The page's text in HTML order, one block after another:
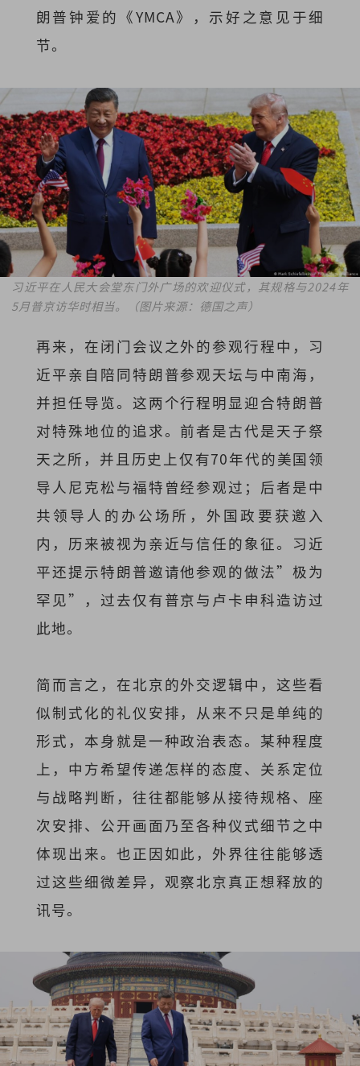
朗普钟爱的《YMCA》，示好之意见于细
节。
习近平在人民大会堂东门外广场的欢迎仪式，其规格与2024年
5月普京访华时相当。
（图片来源：德国之声）
再来，在闭门会议之外的参观行程中，习
近平亲自陪同特朗普参观天坛与中南海，
并担任导览。这两个行程明显迎合特朗普
对特殊地位的追求。前者是古代是天子祭
天之所，并且历史上仅有70年代的美国领
导人尼克松与福特曾经参观过；后者是中
共领导人的办公场所，外国政要获邀入
内，历来被视为亲近与信任的象征。习近
平还提示特朗普邀请他参观的做法”极为
罕见”，过去仅有普京与卢卡申科造访过
此地。
简而言之，在北京的外交逻辑中，这些看
似制式化的礼仪安排，从来不只是单纯的
形式，本身就是一种政治表态。某种程度
上，中方希望传递怎样的态度、关系定位
与战略判断，往往都能够从接待规格、座
次安排、公开画面乃至各种仪式细节之中
体现出来。也正因如此，外界往往能够透
过这些细微差异，观察北京真正想释放的
讯号。